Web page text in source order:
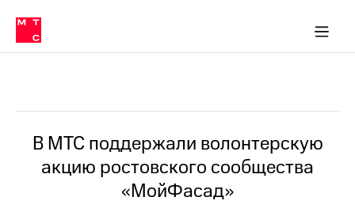
Медиа-центр
и акционерам
Устойчивое развитие
Комплаенс и деловая этика
компании
Карьера
История
компании
Руководство
в МТС
Пресс-
релизы
о технологиях
В МТС поддержали волонтерскую
акцию ростовского сообщества
«МойФасад»